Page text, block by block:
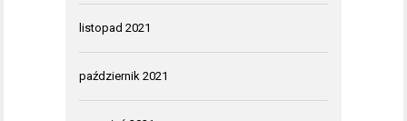
listopad 2021
październik 2021